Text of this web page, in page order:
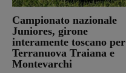
Campionato nazionale
Juniores, girone
interamente toscano per
Terranuova Traiana e
Montevarchi